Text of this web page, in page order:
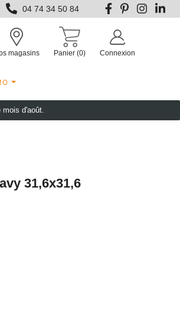
04 74 34 50 84
magasins Panier (0) Connexion
d'août.
31,6x31,6